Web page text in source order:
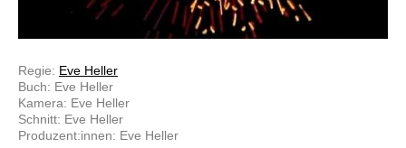
Regie: Eve Heller
Buch: Eve Heller
Kamera: Eve Heller
Schnitt: Eve Heller
Produzent:innen: Eve Heller